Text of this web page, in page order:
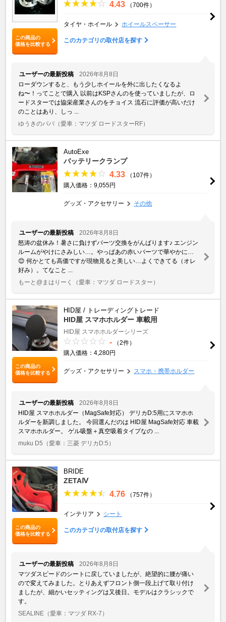
この商品の
価格を比較する
4.43 （700件）
タイヤ・ホイール ホイールスペーサー
このカテゴリの取付店を探す
ユーザーの最新投稿
2026年8月8日
ローダウンすると、もう少しホイールを外に出したくなるよ
ね〜！ってことで購入 以前はKSPさんのを使っていましたが、ロ
ードスターでは協栄産業さんのをチョイス 流石に評価が高いだけ
のことはあり、しっ ...
ゆうきのパパ （愛車：マツダ ロードスターRF）
AutoExe
バッテリークランプ
4.33
（107件）
購入価格：9,055円
グッズ・アクセサリー その他
ユーザーの最新投稿
2026年8月8日
怒涛の盆休み！暑さに負けずパーツ交換をがんばります♪ エンジン
ルームがやけにさみしい…。やっぱあの赤いパーツで華やかに…
😊 何かとても高価ですが現物見ると美しい…よくできてる（オレ
好み）。てなこと ...
もーと@まはりーく
（愛車：マツダ ロードスター）
この商品の
価格を比較する
HID屋 / トレーディングトレード
HID屋 スマホホルダー 車載用
HID屋 スマホホルダーシリーズ
-
（2件）
購入価格：4,280円
グッズ・アクセサリー スマホ・携帯ホルダー
ユーザーの最新投稿
2026年8月8日
HID屋 スマホホルダー（MagSafe対応） デリカD:5用にスマホホ
ルダーを新調しました。 今回選んだのは HID屋 MagSafe対応 車載
スマホホルダー。 ゲル吸盤＋真空吸着タイプなの ...
muku D5 （愛車：三菱 デリカD:5）
この商品の
価格を比較する
BRIDE
ZETAⅣ
4.76 （757件）
インテリア シート
このカテゴリの取付店を探す
ユーザーの最新投稿
2026年8月8日
マツダスピードのシートに戻していましたが、絶望的に腰が痛い
ので変えてみました。とりあえずフロント側一段上げて取り付け
ましたが、細かいセッティングは又後日。モデルはクラシックで
す。
SEALINE （愛車：マツダ RX-7）